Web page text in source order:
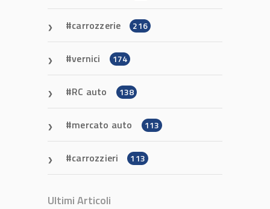
carrozzerie 216
vernici 174
RC auto 138
mercato auto 113
carrozzieri 113
Ultimi Articoli